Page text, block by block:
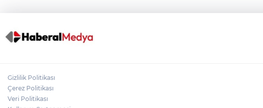
Gizlilik Politikası
Çerez Politikası
Veri Politikası